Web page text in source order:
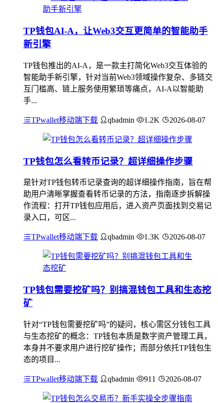
TP钱包AI-A，让Web3交互更简单的智能助手
新引擎
TP钱包推出的AI-A，是一款主打简化Web3交互体验的
智能助手新引擎，针对当前Web3领域操作复杂、多链交
互门槛高、链上服务使用繁琐等痛点，AI-A以智能助
手...
TPwallet移动端下载 qbadmin 1.2K 2026-08-07
TP钱包怎么看转币记录？超详细操作步骤
是针对TP钱包转币记录查询的超详细操作指南，旨在帮
助用户清晰掌握查看转币记录的方法，指南逐步拆解操
作流程：打开TP钱包应用后，进入资产页面找到交易记
录入口，可区...
TPwallet移动端下载 qbadmin 1.3K 2026-08-07
TP钱包需要挖矿吗？别搞混钱包工具和生态挖
矿
针对“TP钱包需要挖矿吗”的疑问，核心需区分钱包工具
与生态挖矿的概念：TP钱包本质是数字资产管理工具，
本身并不要求用户进行挖矿操作；而部分依托TP钱包生
态的项目...
TPwallet移动端下载 qbadmin 911 2026-08-07